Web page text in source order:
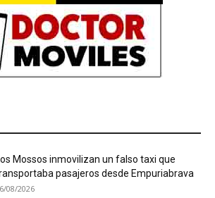
Mossos inmovilizan un falso taxi que
pasajeros desde Empuriabrava
08/2026